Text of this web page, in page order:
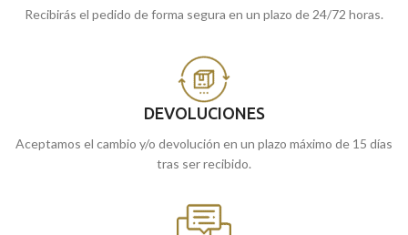
Recibirás el pedido de forma segura en un plazo de 24/72 horas.
DEVOLUCIONES
Aceptamos el cambio y/o devolución en un plazo máximo de 15 días
tras ser recibido.